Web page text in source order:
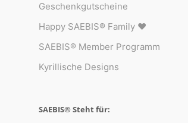
Geschenkgutscheine
Happy SAEBIS® Family ♥︎
SAEBIS® Member Programm
Kyrillische Designs
SAEBIS® Steht für: